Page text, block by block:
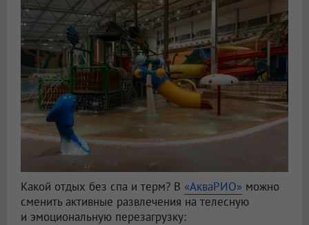
Какой отдых без спа и терм? В «АкваРИО» можно
сменить активные развлечения на телесную
и эмоциональную перезагрузку: